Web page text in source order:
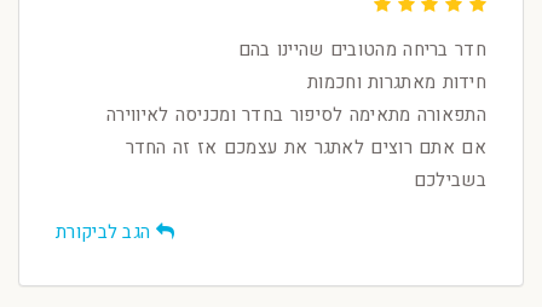
חדר בריחה מהטובים שהיינו בהם
חידות מאתגרות וחכמות
התפאורה מתאימה לסיפור בחדר ומכניסה לאיווירה
אם אתם רוצים לאתגר את עצמכם אז זה החדר
בשבילכם
הגב לביקורת